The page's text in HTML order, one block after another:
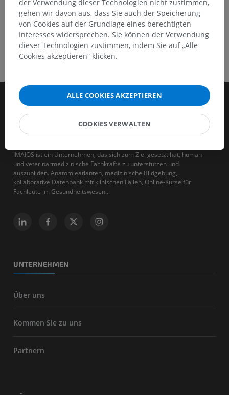
IMAIOS ist ein Unternehmen, das sich zum Ziel gesetzt hat, human-
und veterinärmedizinische Fachkräfte zu unterstützen und
auszubilden. Anatomieatlanten, medizinische Bildgebung,
kollaborative Datenbank mit klinischen Fällen, Online-Kurse für
Fachleute im Gesundheitswesen...
UNTERNEHMEN
Über uns
Kommen Sie zu uns
Partnern
der Verwendung dieser Technologien nicht zustimmen,
gehen wir davon aus, dass Sie auch der Speicherung
von Cookies auf der Grundlage eines berechtigten
Interesses widersprechen. Sie können der Verwendung
dieser Technologien zustimmen, indem Sie auf „Alle
Cookies akzeptieren“ klicken.
ALLE COOKIES AKZEPTIEREN
COOKIES VERWALTEN